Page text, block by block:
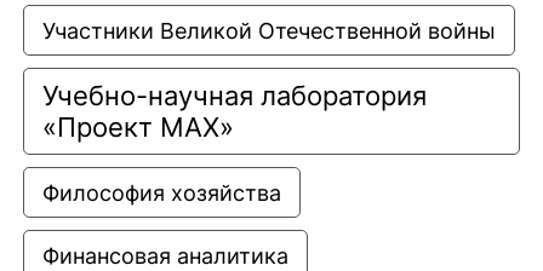
Участники Великой Отечественной войны
Учебно-научная лаборатория
«Проект МАХ»
Философия хозяйства
Финансовая аналитика